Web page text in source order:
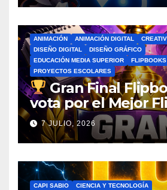
ANIMACIÓN ANIMACIÓN DIGITAL
DISEÑO DIGITAL
DISEÑO GRÁFICO
EDUCACIÓN MEDIA SUPERIOR
FLIPBOOKS
PROYECTOS ESCOLARES
Gran Final
vota por el Mejor
del Ciclo Escolar
7 JULIO, 2026
CAPI SABIO
CIENCIA Y TECNOLOGÍA